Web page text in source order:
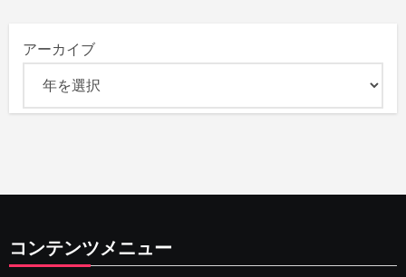
アーカイブ
コンテンツメニュー